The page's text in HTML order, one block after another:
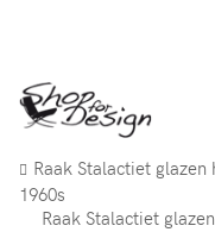
Raak Stalactiet
1960s
Raak Stalactiet